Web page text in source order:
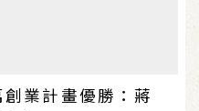
業計畫優勝：蔣